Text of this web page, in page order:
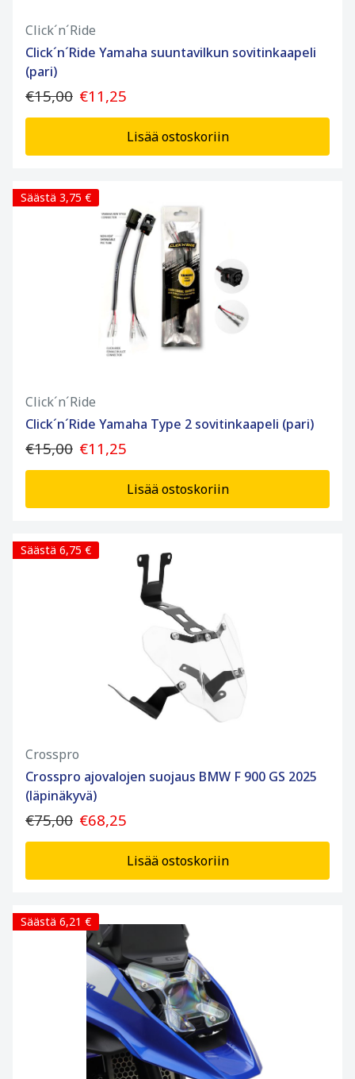
Click´n´Ride
Click´n´Ride Yamaha suuntavilkun sovitinkaapeli
(pari)
€15,00 €11,25
Lisää ostoskoriin
Säästä 3,75 €
Click´n´Ride
Click´n´Ride Yamaha Type 2 sovitinkaapeli (pari)
€15,00 €11,25
Lisää ostoskoriin
Säästä 6,75 €
Crosspro
Crosspro ajovalojen suojaus BMW F 900 GS 2025
(läpinäkyvä)
€75,00 €68,25
Lisää ostoskoriin
Säästä 6,21 €